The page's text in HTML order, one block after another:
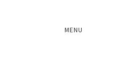
MENU